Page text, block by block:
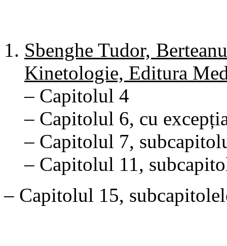
Sbenghe Tudor,
Kinetologie, Editura
– Capitolul 4
– Capitolul 6, cu
– Capitolul 7,
– Capitolul 11,
– Capitolul 15,